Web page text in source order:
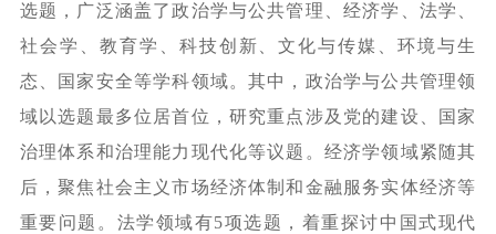
选题，广泛涵盖了政治学与公共管理、经济学、法学、
社会学、教育学、科技创新、文化与传媒、环境与生
态、国家安全等学科领域。其中，政治学与公共管理领
域以选题最多位居首位，研究重点涉及党的建设、国家
治理体系和治理能力现代化等议题。经济学领域紧随其
后，聚焦社会主义市场经济体制和金融服务实体经济等
重要问题。法学领域有5项选题，着重探讨中国式现代